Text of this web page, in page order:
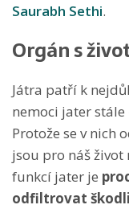
Saurabh Sethi.
Orgán s
Játra patří k
nemoci jater
Protože se v nich
jsou pro náš
funkcí jater je
odfiltrovat